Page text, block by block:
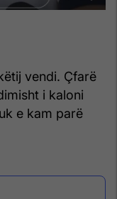
vendi. Çfarë
i kaloni
e kam parë